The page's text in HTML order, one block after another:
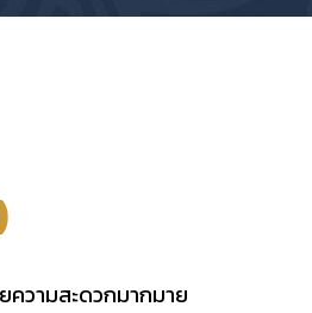
วามสะดวกมากมาย